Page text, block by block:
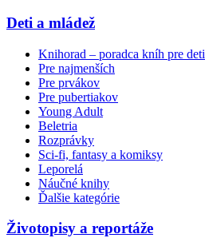
Deti a mládež
Knihorad – poradca kníh pre deti
Pre najmenších
Pre prvákov
Pre pubertiakov
Young Adult
Beletria
Rozprávky
Sci-fi, fantasy a komiksy
Leporelá
Náučné knihy
Ďalšie kategórie
Životopisy a reportáže